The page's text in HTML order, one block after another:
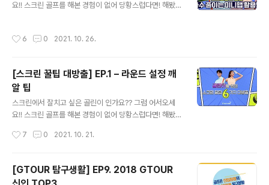
나 같은 골린이에게 벌타를 지울 수 있는 찬스는 없는지! 이
죠?? 잠깐~ 다시 나온 OB와 해저드에 머리가 어지러우실
요!! 스크린 골프를 해본 경험이 없어 당황스럽다면! 해봤지
도움이 되셨나요? 저번에 이어 오늘은 두번째 팁인 미니맵
비게이션이기에 잘만 보면 좋은 기록에 한걸음 더 다가갈
수 있어요! 색깔에 주목해주세요! OB라인과 헤저드라인을
유의해야겠죠? OB라인은 빨간색으로! 헤저드라인은 파란
색으로! 미니맵은 친절하게 알려줘요 미니맵으로 빨강 파
이용해 방향을 조절한다면 그것은 타수..
6 0 2021. 10. 26.
[스크린 꿀팁 대방출] EP.1 – 라운드 설정 깨
알 팁
스크린에서 잘치고 싶은 골린이 인가요?? 그럼 어서오세
요!! 스크린 골프를 해본 경험이 없어 당황스럽다면! 해봤지
를 위한 꿀팁 6가지를 준비했답니다~ 오늘은 첫번째인 라
연히 나에게 맞는 난이도를 설정해야겠죠? 난이도를 루키
모드로 설정해보세요 친구와의 실력차이 걱정, 부족한 비
7 0 2021. 10. 21.
[GTOUR 탐구생활] EP9. 2018 GTOUR